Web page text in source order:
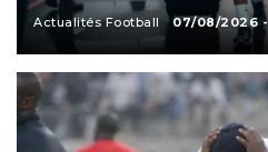
Actualités Football 07/08/2026 -